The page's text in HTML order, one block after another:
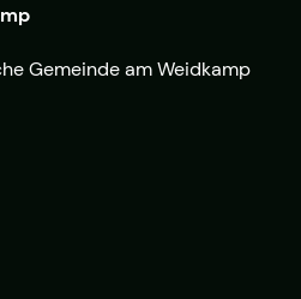
Gemeinde am Weidkamp